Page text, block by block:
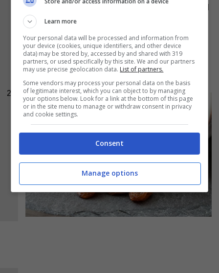
2
Aggiungete al composto le uova, lo zucchero, il
cacao, la cannella, gli amaretti sbriciolati, le
mandorle tritate e metà dei pinoli.Unite anche
l’uvetta precedentemente ammollatanel
succo d’arancia e versate anche tutto il succo
rimasto, quindi amalgamate molto bene.
Learn more
Your personal data will be processed and information from
your device (cookies, unique identifiers, and other device
data) may be stored by, accessed by and shared with 319
partners, or used specifically by this site. We and our partners
may use precise geolocation data. List of partners.
Some vendors may process your personal data on the basis
of legitimate interest, which you can object to by managing
your options below. Look for a link at the bottom of this page
or in the site menu to manage or withdraw consent in privacy
and cookie settings.
Consent
Manage options